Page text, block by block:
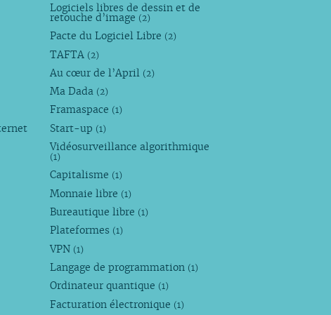
Logiciels libres de dessin et de
retouche d’image (2)
Pacte du Logiciel Libre (2)
TAFTA (2)
Au cœur de l’April (2)
Ma Dada (2)
Framaspace (1)
Start-up (1)
Vidéosurveillance algorithmique
(1)
Capitalisme (1)
Monnaie libre (1)
Bureautique libre (1)
Plateformes (1)
VPN (1)
Langage de programmation (1)
Ordinateur quantique (1)
Facturation électronique (1)